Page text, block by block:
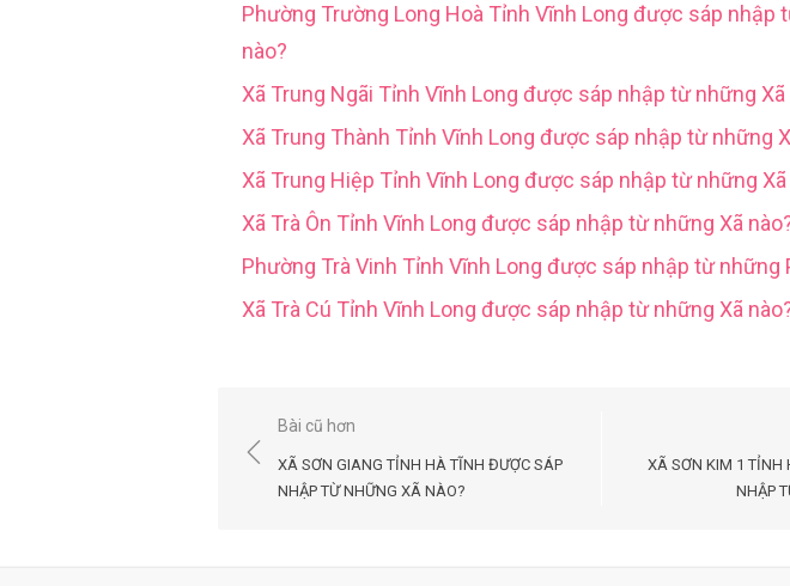
Phường Trường Long Hoà Tỉnh Vĩnh Long được sáp nhập
nào?
Xã Trung Ngãi Tỉnh Vĩnh Long được sáp nhập từ những Xã
Xã Trung Thành Tỉnh Vĩnh Long được sáp nhập từ những
Xã Trung Hiệp Tỉnh Vĩnh Long được sáp nhập từ những Xã
Xã Trà Ôn Tỉnh Vĩnh Long được sáp nhập từ những Xã
Phường Trà Vinh Tỉnh Vĩnh Long được sáp nhập từ những
Xã Trà Cú Tỉnh Vĩnh Long được sáp nhập từ những Xã
Điều
hướng
Bài cũ hơn
XÃ SƠN GIANG TỈNH HÀ TĨNH ĐƯỢC SÁP
NHẬP TỪ NHỮNG XÃ NÀO?
XÃ SƠN KIM 1 TỈNH
NHẬP